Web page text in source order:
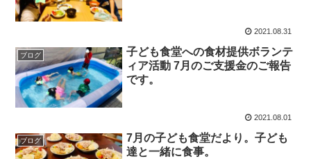
2021.08.31
ブログ
子ども食堂への食材提供ボランテ
ィア活動 7月のご支援金のご報告
です。
2021.08.01
ブログ
7月の子ども食堂だより。子ども
達と一緒に食事。